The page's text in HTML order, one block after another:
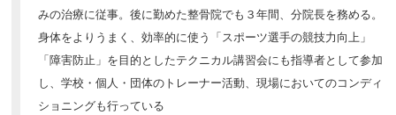
みの治療に従事。後に勤めた整骨院でも３年間、分院長を務める。
身体をよりうまく、効率的に使う「スポーツ選手の競技力向上」
「障害防止」を目的としたテクニカル講習会にも指導者として参加
し、学校・個人・団体のトレーナー活動、現場においてのコンディ
ショニングも行っている